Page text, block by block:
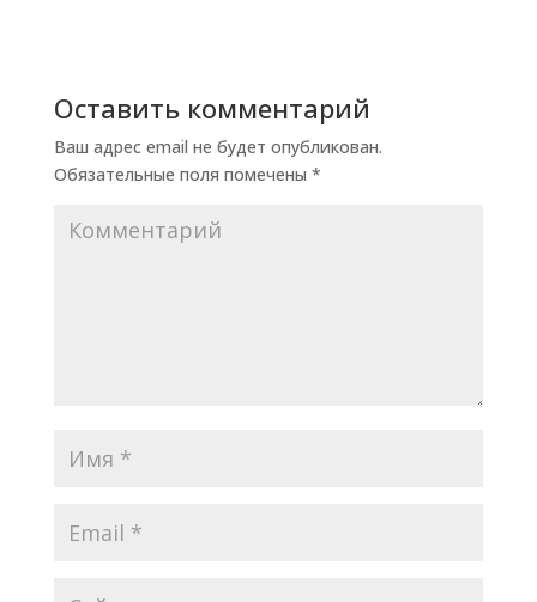
Оставить комментарий
Ваш адрес email не будет опубликован.
Обязательные поля помечены *